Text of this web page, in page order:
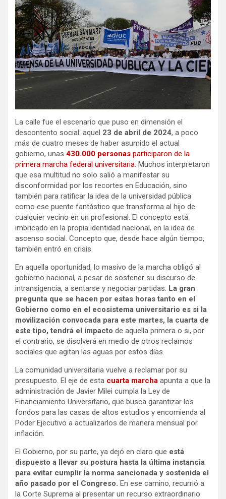
La calle fue el escenario que puso en dimensión el
descontento social: aquel 23 de abril de 2024, a poco
más de cuatro meses de haber asumido el actual
gobierno, unas 430.000 personas participaron de la
primera marcha federal universitaria. Muchos interpretaron
que esa multitud no solo salió a manifestar su
disconformidad por los recortes en Educación, sino
también para ratificar la idea de la universidad pública
como ese puente fantástico que transforma al hijo de
cualquier vecino en un profesional. El concepto está
imbricado en la propia identidad nacional, en la idea de
ascenso social. Concepto que, desde hace algún tiempo,
también entró en crisis.
En aquella oportunidad, lo masivo de la marcha obligó al
gobierno nacional, a pesar de sostener su discurso de
intransigencia, a sentarse y negociar partidas. La gran
pregunta que se hacen por estas horas tanto en el
Gobierno como en el ecosistema universitario es si la
movilización convocada para este martes, la cuarta de
este tipo, tendrá el impacto de aquella primera o si, por
el contrario, se disolverá en medio de otros reclamos
sociales que agitan las aguas por estos días.
La comunidad universitaria vuelve a reclamar por su
presupuesto. El eje de esta cuarta marcha apunta a que la
administración de Javier Milei cumpla la Ley de
Financiamiento Universitario, que busca garantizar los
fondos para las casas de altos estudios y encomienda al
Poder Ejecutivo a actualizarlos de manera mensual por
inflación.
El Gobierno, por su parte, ya dejó en claro que está
dispuesto a llevar su postura hasta la última instancia
para evitar cumplir la norma sancionada y sostenida el
año pasado por el Congreso. En ese camino, recurrió a
la Corte Suprema al presentar un recurso extraordinario